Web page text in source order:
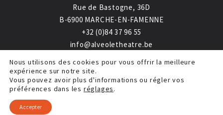
Rue de Bastogne, 36D
B-6900 MARCHE-EN-FAMENNE
+32 (0)84 37 96 55
info@alveoletheatre.be
©2026 Alvéole Théâtre |Mentions légales
Nous utilisons des cookies pour vous offrir la meilleure
expérience sur notre site.
Vous pouvez avoir plus d'informations ou régler vos
préférences dans les réglages.
Accepter